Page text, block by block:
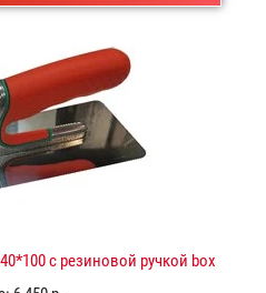
с резиновой ручкой box
Венеции"